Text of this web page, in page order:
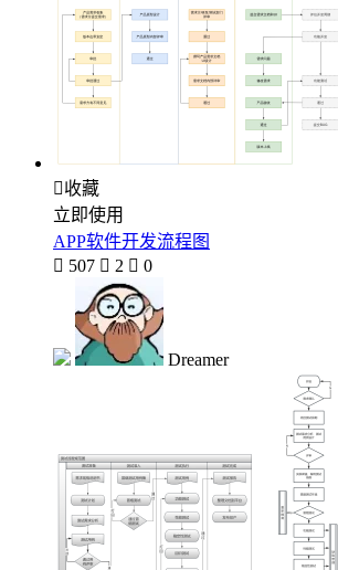
收藏
立即使用
APP软件开发流程图
 507  2  0
Dreamer